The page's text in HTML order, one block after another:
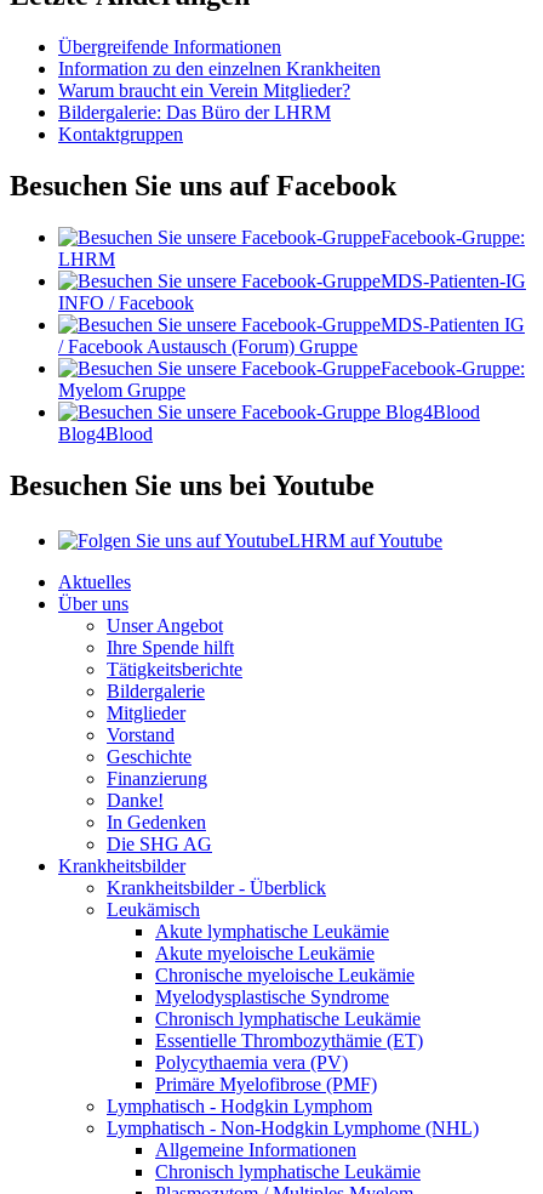
Übergreifende Informationen
Information zu den einzelnen Krankheiten
Warum braucht ein Verein Mitglieder?
Bildergalerie: Das Büro der LHRM
Kontaktgruppen
Besuchen Sie uns auf Facebook
Facebook-Gruppe:
LHRM
MDS-Patienten-IG
INFO / Facebook
MDS-Patienten IG
/ Facebook Austausch (Forum) Gruppe
Facebook-Gruppe:
Myelom Gruppe
Blog4Blood
Besuchen Sie uns bei Youtube
LHRM auf Youtube
Aktuelles
Über uns
Unser Angebot
Ihre Spende hilft
Tätigkeitsberichte
Bildergalerie
Mitglieder
Vorstand
Geschichte
Finanzierung
Danke!
In Gedenken
Die SHG AG
Krankheitsbilder
Krankheitsbilder - Überblick
Leukämisch
Akute lymphatische Leukämie
Akute myeloische Leukämie
Chronische myeloische Leukämie
Myelodysplastische Syndrome
Chronisch lymphatische Leukämie
Essentielle Thrombozythämie (ET)
Polycythaemia vera (PV)
Primäre Myelofibrose (PMF)
Lymphatisch - Hodgkin Lymphom
Lymphatisch - Non-Hodgkin Lymphome (NHL)
Allgemeine Informationen
Chronisch lymphatische Leukämie